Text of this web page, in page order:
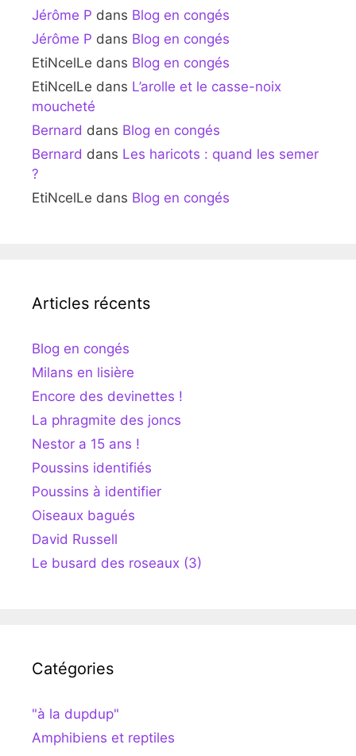
Jérôme P dans Blog en congés
Jérôme P dans Blog en congés
EtiNcelLe dans Blog en congés
EtiNcelLe dans L’arolle et le casse-noix
moucheté
Bernard dans Blog en congés
Bernard dans Les haricots : quand les semer
?
EtiNcelLe dans Blog en congés
Articles récents
Blog en congés
Milans en lisière
Encore des devinettes !
La phragmite des joncs
Nestor a 15 ans !
Poussins identifiés
Poussins à identifier
Oiseaux bagués
David Russell
Le busard des roseaux (3)
Catégories
"à la dupdup"
Amphibiens et reptiles